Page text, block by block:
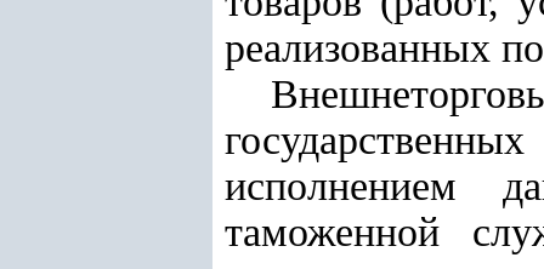
реализованных
исполнением
таможенной